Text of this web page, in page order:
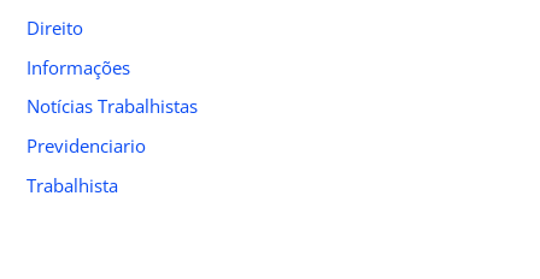
o
r
:
Direito
Informações
Notícias Trabalhistas
Previdenciario
Trabalhista